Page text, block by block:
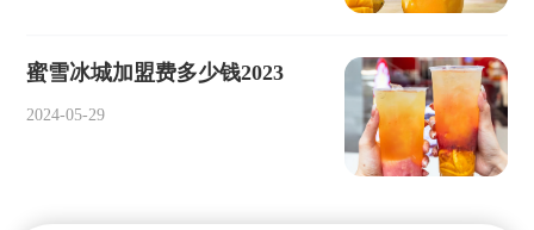
蜜雪冰城加盟费多少钱2023
2024-05-29